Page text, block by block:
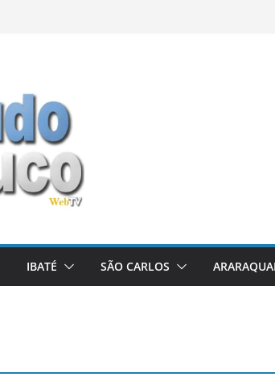
IBATÉ SÃO CARLOS